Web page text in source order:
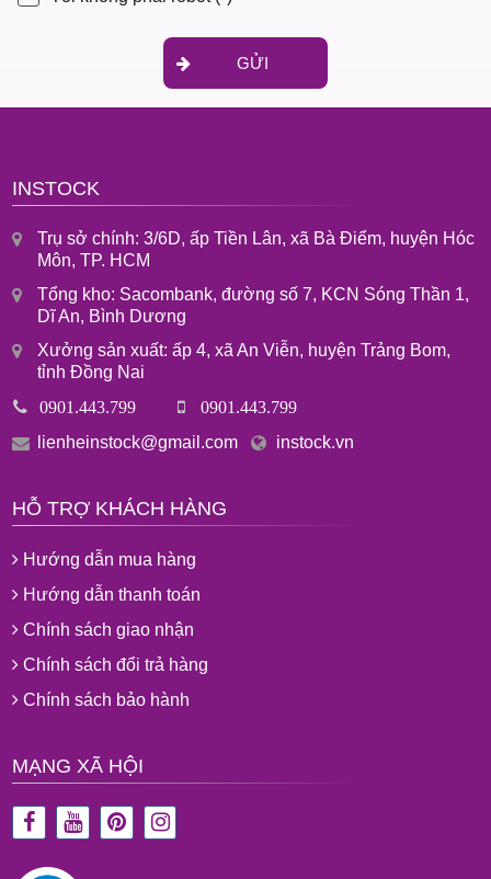
GỬI
INSTOCK
Trụ sở chính: 3/6D, ấp Tiền Lân, xã Bà Điểm, huyện Hóc
Môn, TP. HCM
Tổng kho: Sacombank, đường số 7, KCN Sóng Thần 1,
Dĩ An, Bình Dương
Xưởng sản xuất: ấp 4, xã An Viễn, huyện Trảng Bom,
tỉnh Đồng Nai
0901.443.799 0901.443.799
lienheinstock@gmail.com instock.vn
HỖ TRỢ KHÁCH HÀNG
Hướng dẫn mua hàng
Hướng dẫn thanh toán
Chính sách giao nhận
Chính sách đổi trả hàng
Chính sách bảo hành
MẠNG XÃ HỘI